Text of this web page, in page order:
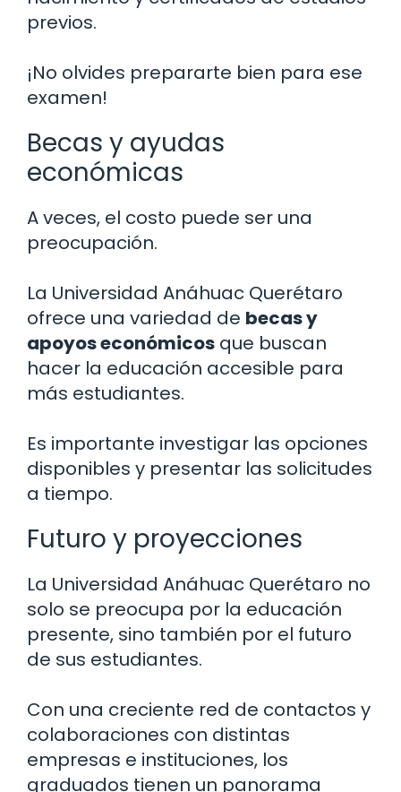
previos.
¡No olvides prepararte bien para ese
examen!
Becas y ayudas
económicas
A veces, el costo puede ser una
preocupación.
La Universidad Anáhuac Querétaro
ofrece una variedad de becas y
apoyos económicos que buscan
hacer la educación accesible para
más estudiantes.
Es importante investigar las opciones
disponibles y presentar las solicitudes
a tiempo.
Futuro y proyecciones
La Universidad Anáhuac Querétaro no
solo se preocupa por la educación
presente, sino también por el futuro
de sus estudiantes.
Con una creciente red de contactos y
colaboraciones con distintas
empresas e instituciones, los
graduados tienen un panorama